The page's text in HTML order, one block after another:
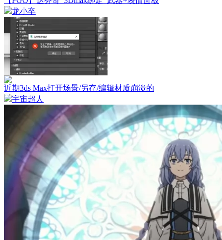
龙小卒
近期3ds Max打开场景/另存/编辑材质崩溃的
宇宙超人